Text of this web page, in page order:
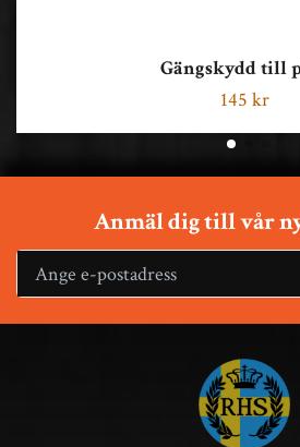
Gängskydd till
145 kr
Anmäl dig till vår